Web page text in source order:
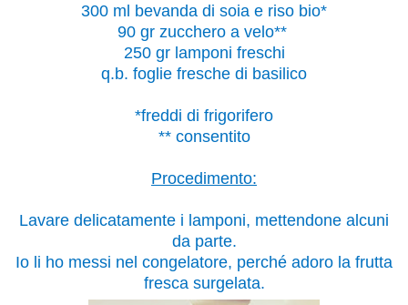
300 ml bevanda di soia e riso bio*
90 gr zucchero a velo**
250 gr lamponi freschi
q.b. foglie fresche di basilico
*freddi di frigorifero
** consentito
Procedimento:
Lavare delicatamente i lamponi, mettendone alcuni
da parte.
Io li ho messi nel congelatore, perché adoro la frutta
fresca surgelata.